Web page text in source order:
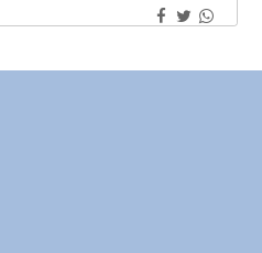
Mercado Munilla
- 16:00HS.
de ajedrez blitz